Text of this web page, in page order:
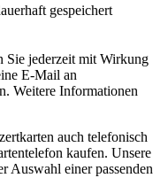
gespeichert
jederzeit mit Wirkung
E-Mail an
Weitere Informationen
auch telefonisch
kaufen. Unsere
Auswahl einer passenden